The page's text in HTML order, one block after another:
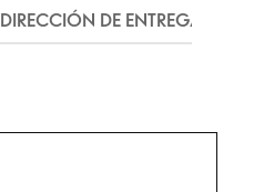
DIRECCIÓN DE ENTREGA